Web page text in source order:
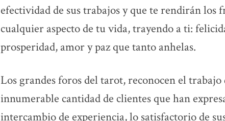
efectividad de sus trabajos y que te rendirán los
cualquier aspecto de tu vida, trayendo a ti:
prosperidad, amor y paz que tanto anhelas.
Los grandes foros del tarot, reconocen el
innumerable cantidad de clientes que han
intercambio de experiencia, lo satisfactorio de